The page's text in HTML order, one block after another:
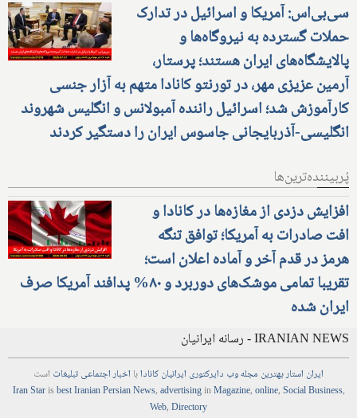
سی‌بی‌اس: آمریکا و اسرائیل در تدارک
حملات گسترده به نیروگاه‌ها و
پالایشگاه‌های ایران هستند؛ پرستار،
آرمین عزیزی مهر، در تورنتو کانادا متهم به آزار جنسی
کارآموزش شد؛ اسرائیل راننده آمبولانس و انگلیس شهروند
انگلیسی-آذربایجانی جاسوس ایران را دستگیر کردند
پُربیننده‌ترین‌ها
افزایش دزدی از مغازه‌ها در کانادا و
افت صادرات به آمریکا؛ توافق تنگه
هرمز در قدم آخر و آماده اعلان است؛
تقریبا تمامی موشک‌های دوربرد و ۸۰% پدافند آمریکا صرف
ایران شده
IRANIAN NEWS - رسانه ایرانیان
ایران استاربهترین مجلهوب دایرکتوری ایرانیان کانادابا اخباراجتماعیتبلیغات است
Iran Starisbest Iranian PersianNews,advertisinginMagazine,online,Social Business,
Web,Directory